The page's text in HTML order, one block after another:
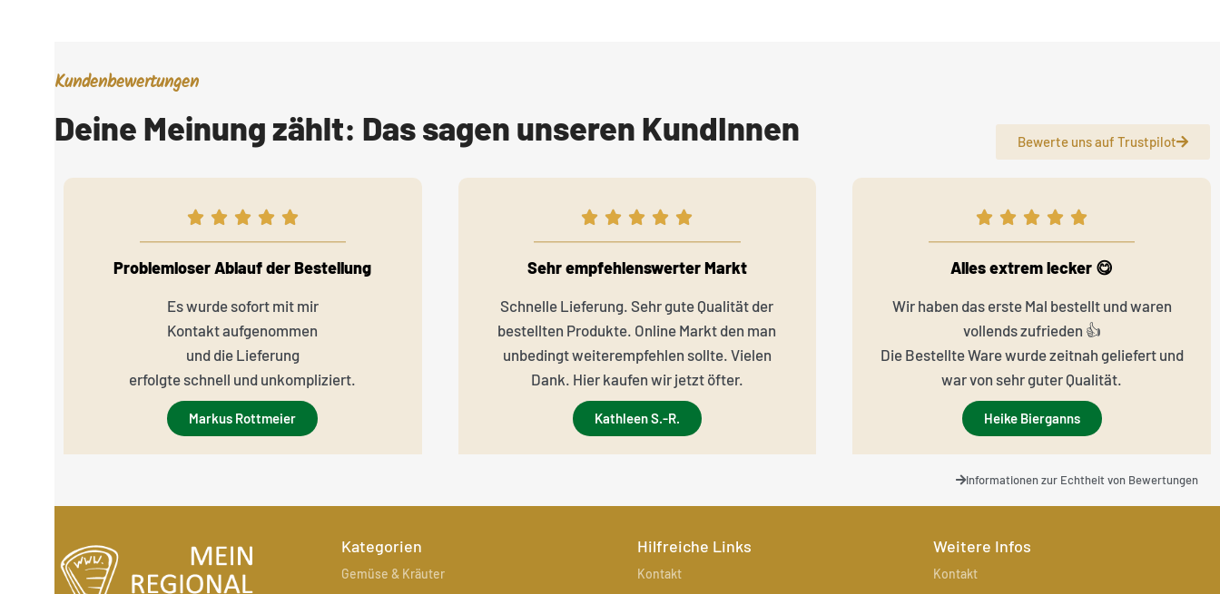
Kundenbewertungen
Deine Meinung zählt: Das sagen unseren KundInnen Bewerte uns auf Trustpilot
Problemloser Ablauf der Bestellung
Es wurde sofort mit mir
Kontakt aufgenommen
und die Lieferung
erfolgte schnell und unkompliziert.
Markus Rottmeier
Sehr empfehlenswerter Markt
Schnelle Lieferung. Sehr gute Qualität der
bestellten Produkte. Online Markt den man
unbedingt weiterempfehlen sollte. Vielen
Dank. Hier kaufen wir jetzt öfter.
Kathleen S.-R.
Alles extrem lecker 😋
Wir haben das erste Mal bestellt und waren
vollends zufrieden 👍
Die Bestellte Ware wurde zeitnah geliefert und
war von sehr guter Qualität.
Heike Bierganns
Informationen zur Echtheit von Bewertungen
Kategorien
Gemüse & Kräuter
Hilfreiche Links
Kontakt
Weitere Infos
Kontakt